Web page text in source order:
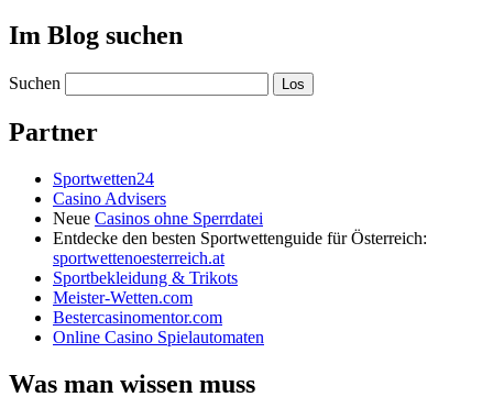
Im Blog suchen
Suchen
Partner
Sportwetten24
Casino Advisers
Neue Casinos ohne Sperrdatei
Entdecke den besten Sportwettenguide für Österreich:
sportwettenoesterreich.at
Sportbekleidung & Trikots
Meister-Wetten.com
Bestercasinomentor.com
Online Casino Spielautomaten
Was man wissen muss